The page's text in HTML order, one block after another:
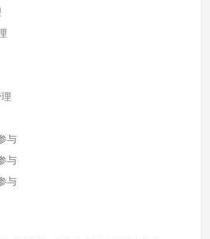
与
与
与